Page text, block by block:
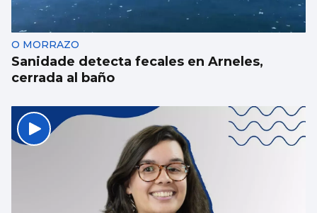
O MORRAZO
Sanidade detecta fecales en Arneles,
cerrada al baño